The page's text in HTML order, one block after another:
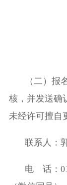
（二）报
核， 并发送确
未经许可擅自
联系人：
电 话：